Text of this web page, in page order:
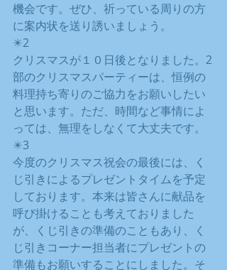
機会です。ぜひ、祈っている周りの方
に案内状を送り誘いましょう。
✴️2
クリスマスが１０日後となりました。2
部のクリスマスパーティーは、恒例の
料理持ち寄りのご協力をお願いしたい
と思います。ただ、時間など事情によ
っては、無理をしなくて大丈夫です。
✴️3
今度のクリスマス祝会の最後には、く
じ引きによるプレゼントタイムを予定
しております。本来は皆さんに献品を
呼び掛けることも考えておりました
が、くじ引きの準備のこともあり、く
じ引きコーナー担当者にプレゼントの
準備もお願いすることにしました。そ